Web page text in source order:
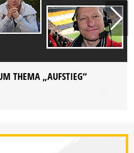
THEMA „AUFSTIEG“